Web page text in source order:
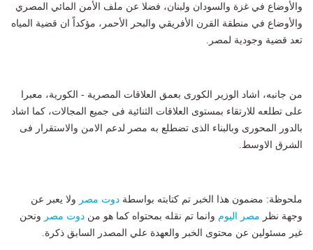
والأوضاع في غزة والسودان ولبنان، فضلا عن ملف الأمن المائي المصري
والأوضاع في منطقة القرن الأفريقي والبحر الأحمر، مؤكداً ان قضية المياه
تعد قضية وجودية لمصر.
من جانبه، اشاد الوزير الكورى بعمق العلاقات المصرية - الكورية، معبرا
على تطلعه للارتقاء بمستوى العلاقات الثنائية فى جميع المجالات، كما اشاد
بالدور المحورى وبالبناء الذى تضطلع به مصر لدعم الامن والاستقرار فى
الشرق الاوسط.
ملحوظة: مضمون هذا الخبر تم كتابته بواسطة دوت مصر ولا يعبر عن
وجهة نظر مصر اليوم وانما تم نقله بمحتواه كما هو من دوت مصر ونحن
غير مسئولين عن محتوى الخبر والعهدة علي المصدر السابق ذكرة.